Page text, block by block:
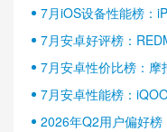
7月iOS设备性能榜：
7月安卓好评榜：
半壁江山
7月安卓性价比榜：
7月安卓性能榜：
2026年Q2用户偏好